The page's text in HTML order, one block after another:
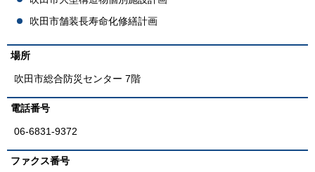
吹田市舗装長寿命化修繕計画
場所
吹田市総合防災センター 7階
電話番号
06-6831-9372
ファクス番号